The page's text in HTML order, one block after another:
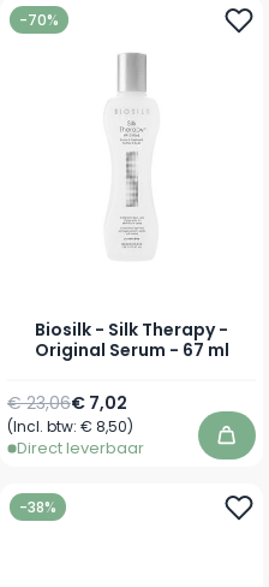
-70%
Biosilk - Silk Therapy -
Original Serum - 67 ml
Speciale prijs
€ 7,02
Normale prijs
€ 23,06
(Incl. btw: € 8,50)
Direct leverbaar In
-38%